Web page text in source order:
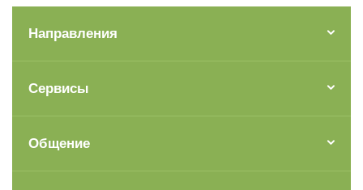
Направления
Сервисы
Общение